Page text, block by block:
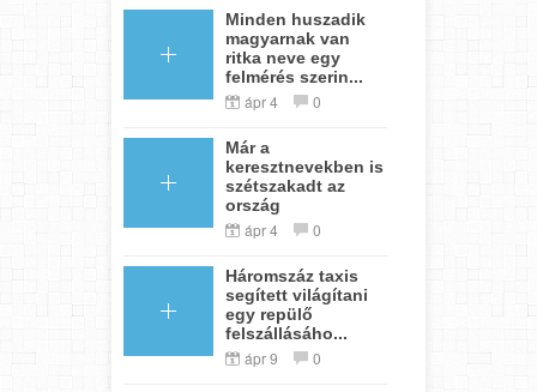
Minden huszadik
magyarnak van
ritka neve egy
felmérés szerin...
ápr 4 0
Már a
keresztnevekben is
szétszakadt az
ország
ápr 4 0
Háromszáz taxis
segített világítani
egy repülő
felszállásáho...
ápr 9 0